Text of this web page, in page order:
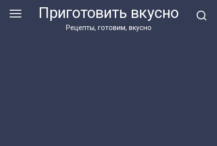
Приготовить вкусно
Рецепты, готовим, вкусно